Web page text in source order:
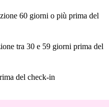
60 giorni o più prima del
tra 30 e 59 giorni prima del
del check-in